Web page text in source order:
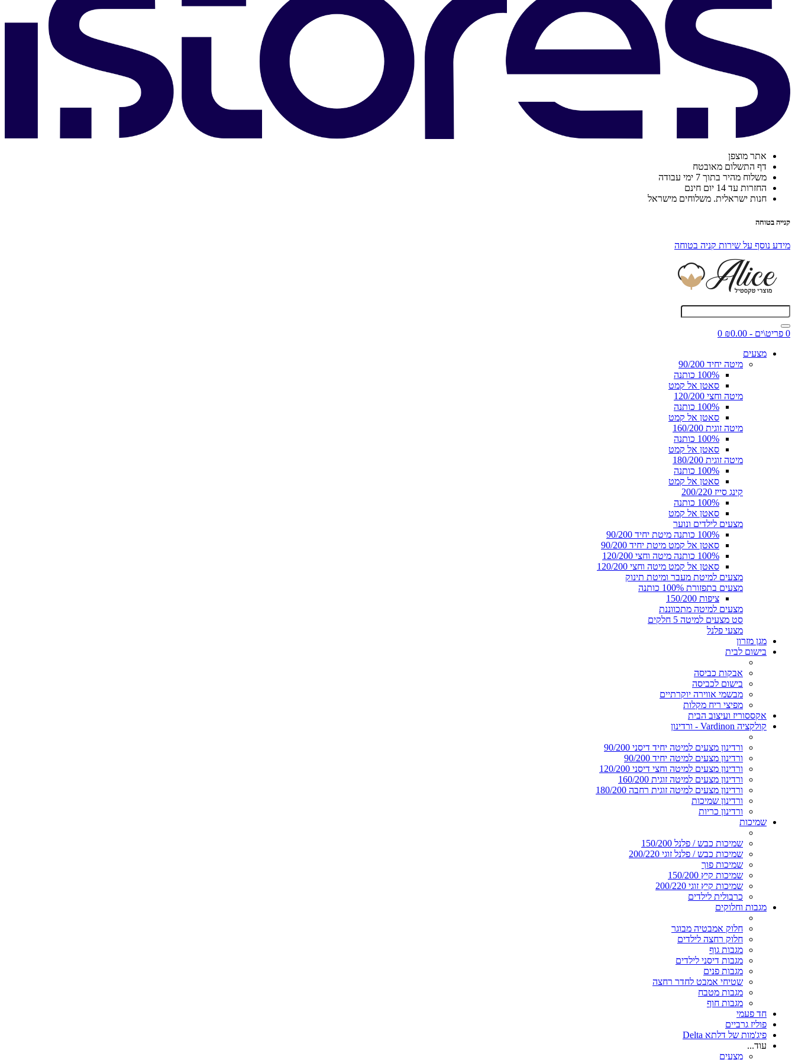
אתר מוצפן
דף התשלום מאובטח
משלוח מהיר בתוך 7 ימי עבודה
החזרות עד 14 יום חינם
חנות ישראלית. משלוחים מישראל
קנייה בטוחה
מידע נוסף על שירות קניה בטוחה
0 פריט\ים - ₪0.00
0
מצעים
מיטה יחיד 90/200
100% כותנה
סאטן אל קמט
מיטה וחצי 120/200
100% כותנה
סאטן אל קמט
מיטה זוגית 160/200
100% כותנה
סאטן אל קמט
מיטה זוגית 180/200
100% כותנה
סאטן אל קמט
קינג סייז 200/220
100% כותנה
סאטן אל קמט
מצעים לילדים ונוער
100% כותנה מיטת יחיד 90/200
סאטן אל קמט מיטת יחיד 90/200
100% כותנה מיטה וחצי 120/200
סאטן אל קמט מיטה וחצי 120/200
מצעים למיטת מעבר ומיטת תינוק
מצעים בתפזורת 100% כותנה
ציפות 150/200
מצעים למיטה מתכווננת
סט מצעים למיטה 5 חלקים
מצעי פלנל
מגן מזרון
בישום לבית
אבקות כביסה
בישום לכביסה
מבשמי אווירה יוקרתיים
מפיצי ריח מקלות
אקססוריז ועיצוב הבית
קולקציה Vardinon - ורדינון
ורדינון מצעים למיטה יחיד דיסני 90/200
ורדינון מצעים למיטה יחיד 90/200
ורדינון מצעים למיטה וחצי דיסני 120/200
ורדינון מצעים למיטה זוגית 160/200
ורדינון מצעים למיטה זוגית רחבה 180/200
ורדינון שמיכות
ורדינון כריות
שמיכות
שמיכות כבש / פלנל 150/200
שמיכות כבש / פלנל זוגי 200/220
שמיכות פוך
שמיכות קיץ 150/200
שמיכות קיץ זוגי 200/220
כרבולית לילדים
מגבות וחלוקים
חלוק אמבטיה מבוגר
חלוק רחצה לילדים
מגבות גוף
מגבות דיסני לילדים
מגבות פנים
שטיחי אמבט לחדר רחצה
מגבות מטבח
מגבות חוף
חד פעמי
פוליז גרביים
פיג'מות של דלתא Delta
עוד...
מצעים